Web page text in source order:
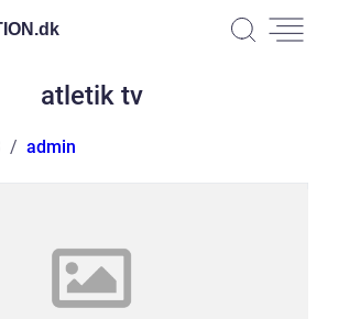
dk
atletik tv
admin